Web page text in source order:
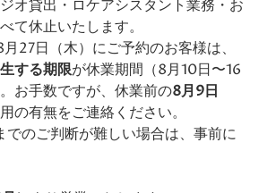
オ貸出・ロケアシスタント業務・お
て休止いたします。
27日（木）にご予約のお客様は、
する期限が休業期間（8月10日〜16
お手数ですが、休業前の8月9日
の有無をご連絡ください。
のご判断が難しい場合は、事前に